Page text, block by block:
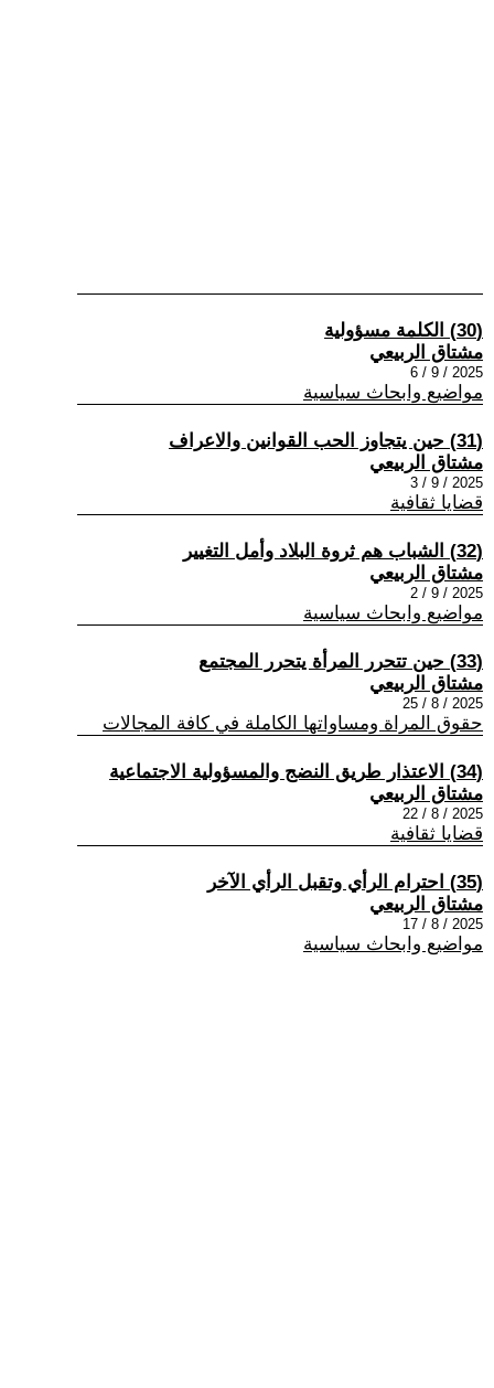
(30) الكلمة مسؤولية
مشتاق الربيعي
2025 / 9 / 6
مواضيع وابحاث سياسية
(31) حين يتجاوز الحب القوانين والاعراف
مشتاق الربيعي
2025 / 9 / 3
قضايا ثقافية
(32) الشباب هم ثروة البلاد وأمل التغيير
مشتاق الربيعي
2025 / 9 / 2
مواضيع وابحاث سياسية
(33) حين تتحرر المرأة يتحرر المجتمع
مشتاق الربيعي
2025 / 8 / 25
حقوق المراة ومساواتها الكاملة في كافة المجالات
(34) الاعتذار طريق النضج والمسؤولية الاجتماعية
مشتاق الربيعي
2025 / 8 / 22
قضايا ثقافية
(35) احترام الرأي وتقبل الرأي الآخر
مشتاق الربيعي
2025 / 8 / 17
مواضيع وابحاث سياسية